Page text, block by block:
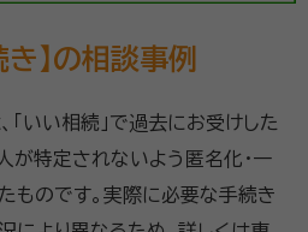
き】の相談事例
「いい相続」で過去にお受けした
が特定されないよう匿名化・一
ものです。実際に必要な手続き